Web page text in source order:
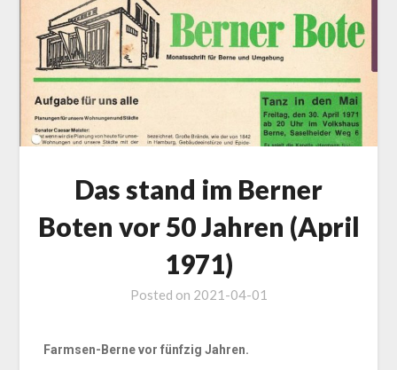
Das stand im Berner
Boten vor 50 Jahren (April
1971)
Posted on 2021-04-01
Farmsen-Berne vor fünfzig Jahren.